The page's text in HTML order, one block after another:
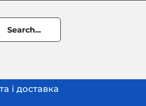
і доставка